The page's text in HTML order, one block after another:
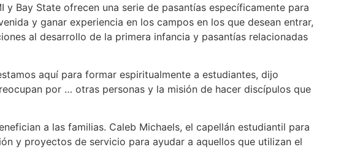
Bay State ofrecen una serie de pasantías específicamente para
y ganar experiencia en los campos en los que desean entrar,
al desarrollo de la primera infancia y pasantías relacionadas
aquí para formar espiritualmente a estudiantes, dijo
por … otras personas y la misión de hacer discípulos que
a las familias. Caleb Michaels, el capellán estudiantil para
y proyectos de servicio para ayudar a aquellos que utilizan el